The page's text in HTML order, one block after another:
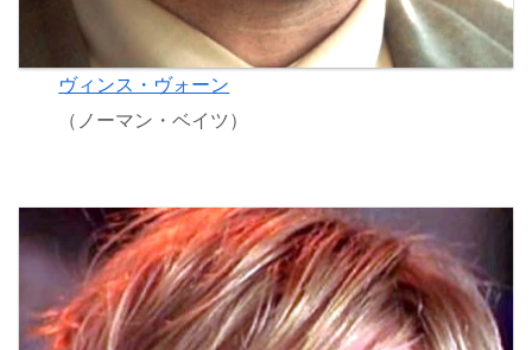
ヴィンス・ヴォーン
（ノーマン・ベイツ）